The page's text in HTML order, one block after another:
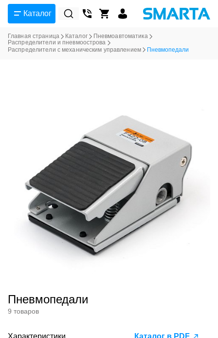
Каталог
Главная страница Каталог
Пневмоавтоматика
Распределители и пневмоострова
Распределители с механическим управлением
Пневмопедали
Пневмопедали
9 товаров
Характеристики Каталог в PDF